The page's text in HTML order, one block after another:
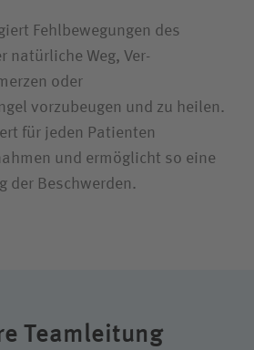
Fehl­bewegungen des
natürliche Weg, Ver­
oder
vorzubeugen und zu heilen.
für jeden Patienten
und ermöglicht so eine
der Beschwerden.
Teamleitung